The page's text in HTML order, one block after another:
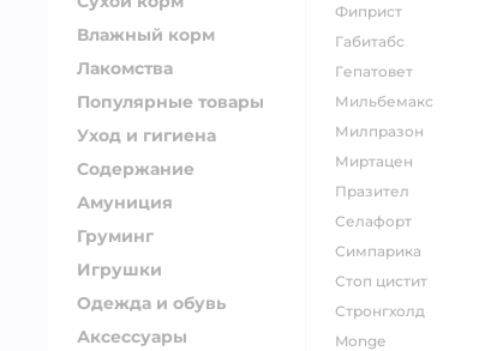
Влажный корм
Лакомства
Популярные товары
Уход и гигиена
Содержание
Амуниция
Груминг
Игрушки
Одежда и обувь
Аксессуары
фиприст
габитабс
гепатовет
мильбемакс
милпразон
миртацен
празител
селафорт
симпарика
стоп цистит
стронгхолд
monge